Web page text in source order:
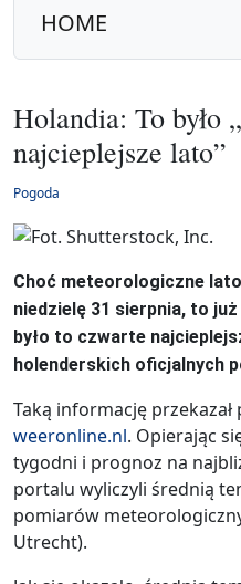
HOME
Holandia: To było
najcieplejsze lato”
Pogoda
Choć meteorologiczne
niedzielę 31 sierpnia, to
było to czwarte
holenderskich oficjalnych
Taką informację
weeronline.nl. Opierając
tygodni i prognoz na
portalu wyliczyli średnią
pomiarów
Utrecht).